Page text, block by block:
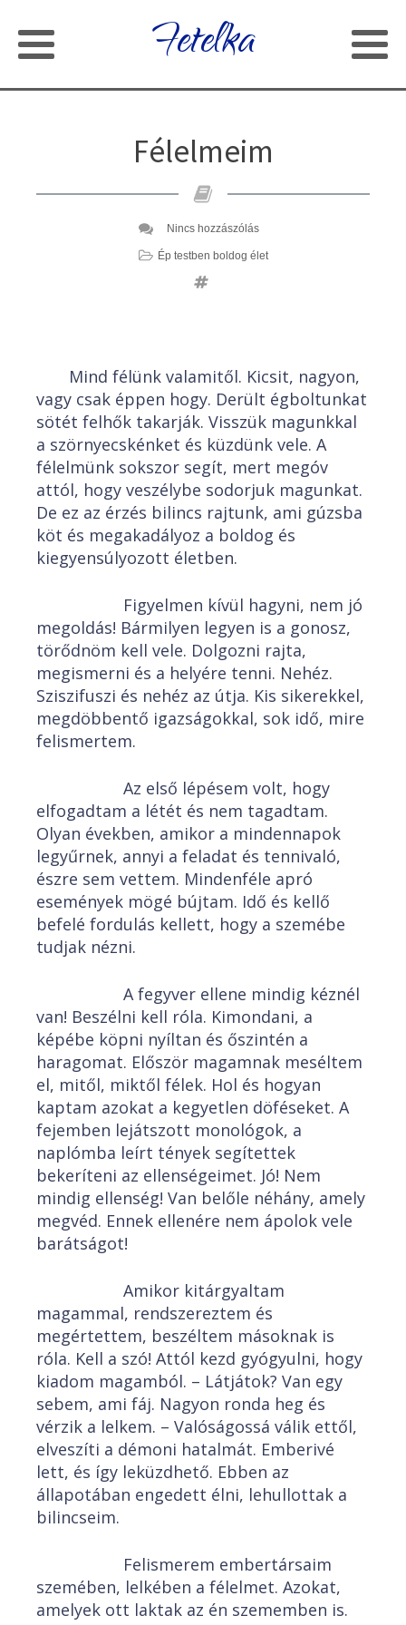
Fetelka
Félelmeim
Nincs hozzászólás
Ép testben boldog élet
Mind félünk valamitől. Kicsit, nagyon,
vagy csak éppen hogy. Derült égboltunkat
sötét felhők takarják. Visszük magunkkal
a szörnyecskénket és küzdünk vele. A
félelmünk sokszor segít, mert megóv
attól, hogy veszélybe sodorjuk magunkat.
De ez az érzés bilincs rajtunk, ami gúzsba
köt és megakadályoz a boldog és
kiegyensúlyozott életben.
Figyelmen kívül hagyni, nem jó
megoldás! Bármilyen legyen is a gonosz,
törődnöm kell vele. Dolgozni rajta,
megismerni és a helyére tenni. Nehéz.
Sziszifuszi és nehéz az útja. Kis sikerekkel,
megdöbbentő igazságokkal, sok idő, mire
felismertem.
Az első lépésem volt, hogy
elfogadtam a létét és nem tagadtam.
Olyan években, amikor a mindennapok
legyűrnek, annyi a feladat és tennivaló,
észre sem vettem. Mindenféle apró
események mögé bújtam. Idő és kellő
befelé fordulás kellett, hogy a szemébe
tudjak nézni.
A fegyver ellene mindig kéznél
van! Beszélni kell róla. Kimondani, a
képébe köpni nyíltan és őszintén a
haragomat. Először magamnak meséltem
el, mitől, miktől félek. Hol és hogyan
kaptam azokat a kegyetlen döféseket. A
fejemben lejátszott monológok, a
naplómba leírt tények segítettek
bekeríteni az ellenségeimet. Jó! Nem
mindig ellenség! Van belőle néhány, amely
megvéd. Ennek ellenére nem ápolok vele
barátságot!
Amikor kitárgyaltam
magammal, rendszereztem és
megértettem, beszéltem másoknak is
róla. Kell a szó! Attól kezd gyógyulni, hogy
kiadom magamból. – Látjátok? Van egy
sebem, ami fáj. Nagyon ronda heg és
vérzik a lelkem. – Valóságossá válik ettől,
elveszíti a démoni hatalmát. Emberivé
lett, és így leküzdhető. Ebben az
állapotában engedett élni, lehullottak a
bilincseim.
Felismerem embertársaim
szemében, lelkében a félelmet. Azokat,
amelyek ott laktak az én szememben is.